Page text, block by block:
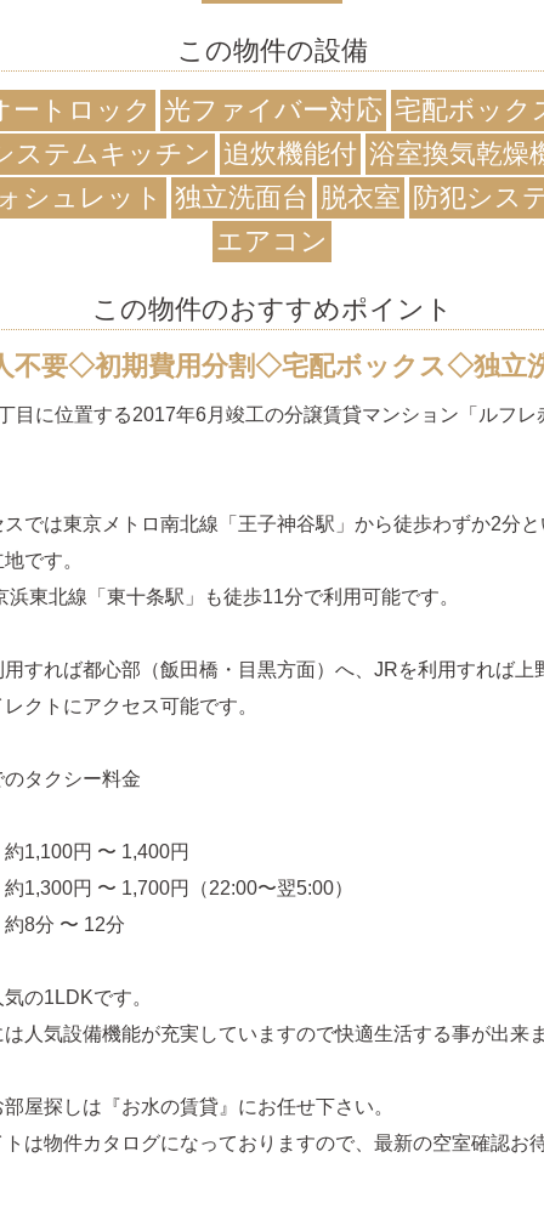
この物件の設備
ートロック
光ファイバー対応 宅配ボック
ステムキッチン 追炊機能付 浴室換気乾燥
シュレット
独立洗面台 脱衣室 防犯シス
エアコン
この物件のおすすめポイント
不要◇初期費用分割◇宅配ボックス◇独立
目に位置する2017年6月竣工の分譲賃貸マンション「ルフレ
では東京メトロ南北線「王子神谷駅」から徒歩わずか2分
です。
浜東北線「東十条駅」も徒歩11分で利用可能です。
すれば都心部（飯田橋・目黒方面）へ、JRを利用すれば上
クトにアクセス可能です。
タクシー料金
1,100円 〜 1,400円
1,300円 〜 1,700円（22:00〜翌5:00）
8分 〜 12分
の1LDKです。
人気設備機能が充実していますので快適生活する事が出来ま
屋探しは『お水の賃貸』にお任せ下さい。
は物件カタログになっておりますので、最新の空室確認お